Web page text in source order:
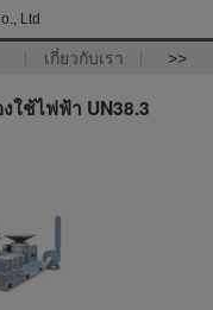
Ltd
เกี่ยวกับเรา >>
ใช้ไฟฟ้า UN38.3